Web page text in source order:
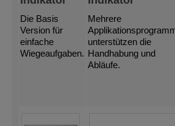
Die Basis
Version für
einfache
Wiegeaufgaben.
Mehrere
unterstützen die
Handhabung und
Abläufe.